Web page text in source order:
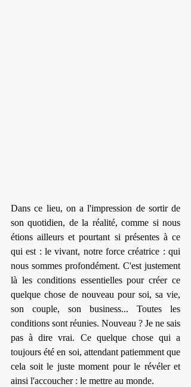
Dans ce lieu, on a l'impression de sortir de
son quotidien, de la réalité, comme si nous
étions ailleurs et pourtant si présentes à ce
qui est : le vivant, notre force créatrice : qui
nous sommes profondément. C'est justement
là les conditions essentielles pour créer ce
quelque chose de nouveau pour soi, sa vie,
son couple, son business... Toutes les
conditions sont réunies. Nouveau ? Je ne sais
pas à dire vrai. Ce quelque chose qui a
toujours été en soi, attendant patiemment que
cela soit le juste moment pour le révéler et
ainsi l'accoucher : le mettre au monde.